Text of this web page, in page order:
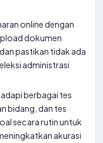
online dengan
dokumen
pastikan tidak ada
administrasi
berbagai tes
bidang, dan tes
secara rutin untuk
akurasi